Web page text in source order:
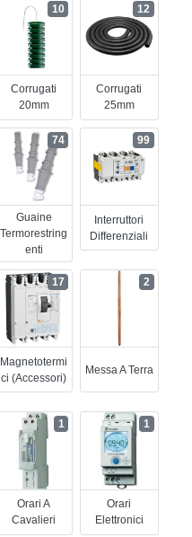
Corrugati
20mm
10
Corrugati
25mm
12
Guaine
Termorestring
Enti
74
Interruttori
Differenziali
99
Magnetotermi
Ci (accessori)
17
Messa A Terra
2
Orari A
Cavalieri
1
Orari
Elettronici
1